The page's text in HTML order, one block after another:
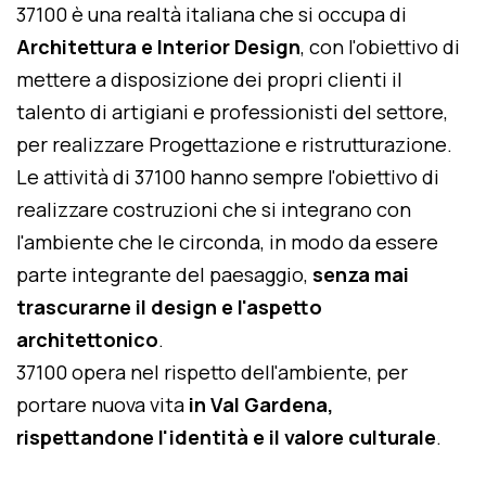
37100 è una realtà italiana che si occupa di
Architettura e Interior Design, con l'obiettivo di
mettere a disposizione dei propri clienti il
talento di artigiani e professionisti del settore,
per realizzare Progettazione e ristrutturazione.
Le attività di 37100 hanno sempre l'obiettivo di
realizzare costruzioni che si integrano con
l'ambiente che le circonda, in modo da essere
parte integrante del paesaggio, senza mai
trascurarne il design e l'aspetto
architettonico.
37100 opera nel rispetto dell'ambiente, per
portare nuova vita in Val Gardena,
rispettandone l'identità e il valore culturale.